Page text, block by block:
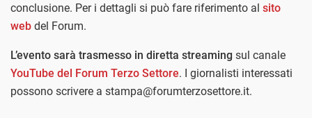
conclusione. Per i dettagli si può fare riferimento al sito
web del Forum.
L’evento sarà trasmesso in diretta streaming sul canale
YouTube del Forum Terzo Settore. I giornalisti interessati
possono scrivere a stampa@forumterzosettore.it.